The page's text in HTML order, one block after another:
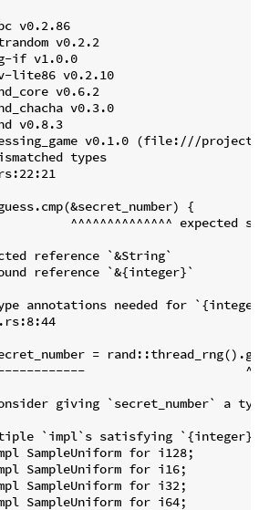
v0.2.86
v0.2.2
if v1.0.0
lite86 v0.2.10
v0.6.2
v0.3.0
v0.8.3
v0.1.0 (file:///
{
^^^^^^^^^^^^^^ expected
reference `&String`
reference `&{integer}`
=
giving `secret_number` a type
`impl`s satisfying
SampleUniform for i128;
SampleUniform for i16;
SampleUniform for i32;
SampleUniform for i64;